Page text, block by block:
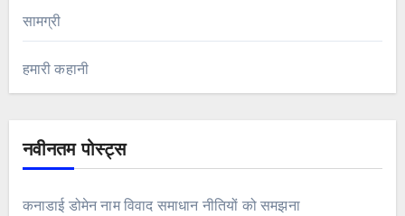
सामग्री
हमारी कहानी
नवीनतम पोस्ट्स
कनाडाई डोमेन नाम विवाद समाधान नीतियों को समझना